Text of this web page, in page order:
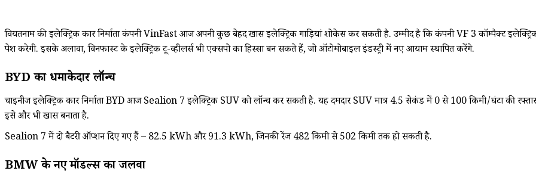
वियतनाम की इलेक्ट्रिक कार निर्माता कंपनी VinFast आज अपनी कुछ बेहद खास इलेक्ट्रिक गाड़ियां शोकेस कर सकती है. उम्मीद है कि कंपनी VF 3 कॉम्पैक्ट
पेश करेगी. इसके अलावा, विनफास्ट के इलेक्ट्रिक टू-व्हीलर्स भी एक्सपो का हिस्सा बन सकते हैं, जो ऑटोमोबाइल इंडस्ट्री में नए आयाम स्थापित करेंगे.
BYD का धमाकेदार लॉन्च
चाइनीज इलेक्ट्रिक कार निर्माता BYD आज Sealion 7 इलेक्ट्रिक SUV को लॉन्च कर सकती है. यह दमदार SUV मात्र 4.5 सेकंड में 0 से 100 किमी/घंटा की
इसे और भी खास बनाता है.
Sealion 7 में दो बैटरी ऑप्शन दिए गए हैं – 82.5 kWh और 91.3 kWh, जिनकी रेंज 482 किमी से 502 किमी तक हो सकती है.
BMW के नए मॉडल्स का जलवा